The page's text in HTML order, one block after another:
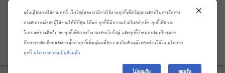
เกี่ยวกับเรา
วิธีการสั่งซื้อสินค้าและการรับประกันสินค้า
แจ้งชำระเงิน
ตรวจสอบสถานะออเดอร์
จัดการข้อมูลส่วนบุคคล
ติดต่อเราและร้องเรียน
Copyright 2026 ©บริษัท อมรินทร์ บุ๊ค เซ็นเตอร์ จํากัด
แจ้งเตือนการใช้งานคุกกี้ เว็บไซต์ของเรามีการใช้งานคุกกี้เพื่อวัตถุประสงค์ในการจัดการ
ประสบการณ์ของผู้ใช้งานให้ดีที่สุด ได้แก่ คุกกี้ที่มีความจำเป็นอย่างยิ่ง คุกกี้เพื่อการ
วิเคราะห์ประสิทธิภาพ คุกกี้เพื่อการทำงานของเว็บไซต์ และคุกกี้กำหนดกลุ่มเป้าหมาย
ศึกษารายละเอียดและการตั้งค่าคุกกี้เพิ่มเติมเพื่อความเป็นส่วนตัวของท่านได้ใน นโยบาย
คุกกี้ นโยบายความเป็นส่วนตัว